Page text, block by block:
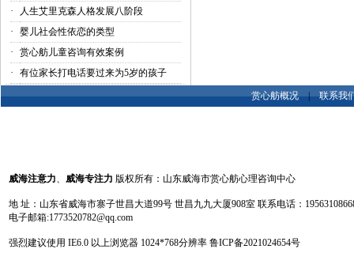
·
人生艾里克森人格发展八阶段
·
婴儿社会性依恋的类型
·
赏心舫儿童咨询有效案例
·
有位家长打电话要过来为5岁的孩子
赏心舫概况|联系我
威海注意力、 威海专注力 版权所有：山东威海市赏心舫心理咨询中心
地 址：山东省威海市寨子世昌大道99号 世昌九九大厦908室 联系电话：
电子邮箱:1773520782@qq.com
强烈建议使用 IE6.0 以上浏览器 1024*768分辨率 鲁ICP备2021024654号